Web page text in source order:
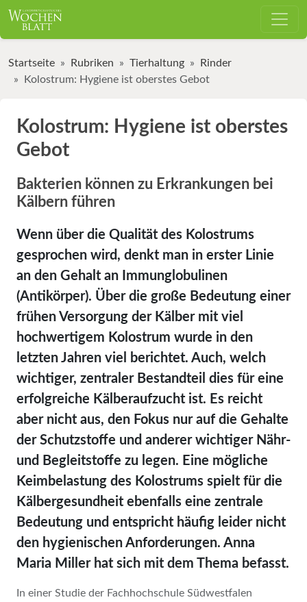
Startseite Rubriken Tierhaltung
Rinder
Kolostrum: Hygiene ist oberstes Gebot
Kolostrum: Hygiene ist oberstes
Gebot
Bakterien können zu Erkrankungen bei
Kälbern führen
Wenn über die Qualität des Kolostrums
gesprochen wird, denkt man in erster Linie
an den Gehalt an Immunglobulinen
(Antikörper). Über die große Bedeutung einer
frühen Versorgung der Kälber mit viel
hochwertigem Kolostrum wurde in den
letzten Jahren viel berichtet. Auch, welch
wichtiger, zentraler Bestandteil dies für eine
erfolgreiche Kälberaufzucht ist. Es reicht
aber nicht aus, den Fokus nur auf die Gehalte
der Schutzstoffe und anderer wichtiger Nähr-
und Begleitstoffe zu legen. Eine mögliche
Keimbelastung des Kolostrums spielt für die
Kälbergesundheit ebenfalls eine zentrale
Bedeutung und entspricht häufig leider nicht
den hygienischen Anforderungen. Anna
Maria Miller hat sich mit dem Thema befasst.
In einer Studie der Fachhochschule Südwestfalen